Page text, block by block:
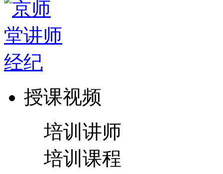
授课视频
培训讲师
培训课程